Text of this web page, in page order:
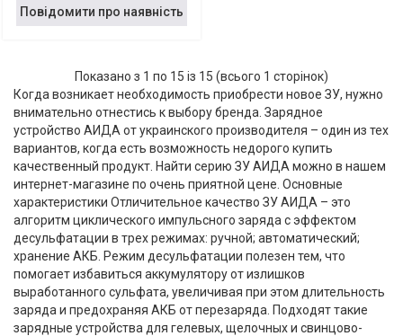
Повідомити про наявність
Показано з 1 по 15 із 15 (всього 1 сторінок)
Когда возникает необходимость приобрести новое ЗУ, нужно
внимательно отнестись к выбору бренда. Зарядное
устройство АИДА от украинского производителя – один из тех
вариантов, когда есть возможность недорого купить
качественный продукт. Найти серию ЗУ АИДА можно в нашем
интернет-магазине по очень приятной цене. Основные
характеристики Отличительное качество ЗУ АИДА – это
алгоритм циклического импульсного заряда с эффектом
десульфатации в трех режимах: ручной; автоматический;
хранение АКБ. Режим десульфатации полезен тем, что
помогает избавиться аккумулятору от излишков
выработанного сульфата, увеличивая при этом длительность
заряда и предохраняя АКБ от перезаряда. Подходят такие
зарядные устройства для гелевых, щелочных и свинцово-